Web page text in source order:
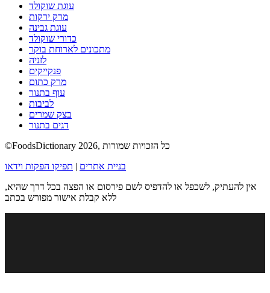
עוגת שוקולד
מרק ירקות
עוגת גבינה
כדורי שוקולד
מתכונים לארוחת בוקר
לזניה
פנקייקים
מרק כתום
עוף בתנור
לביבות
בצק שמרים
דגים בתנור
©FoodsDictionary 2026, כל הזכויות שמורות
בניית אתרים
תפיקו הפקות וידאו
אין להעתיק, לשכפל או להדפיס לשם פירסום או הפצה בכל דרך שהיא,
ללא קבלת אישור מפורש בכתב